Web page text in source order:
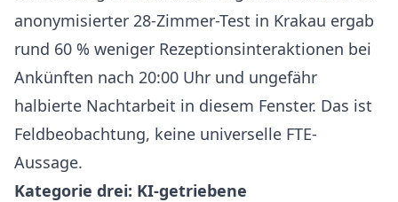
anonymisierter 28-Zimmer-Test in Krakau ergab
rund 60 % weniger Rezeptionsinteraktionen bei
Ankünften nach 20:00 Uhr und ungefähr
halbierte Nachtarbeit in diesem Fenster. Das ist
Feldbeobachtung, keine universelle FTE-
Aussage.
Kategorie drei: KI-getriebene